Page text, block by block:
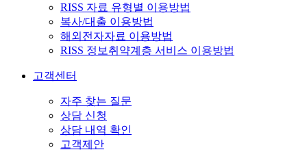
RISS 자료 유형별 이용방법
복사/대출 이용방법
해외전자자료 이용방법
RISS 정보취약계층 서비스 이용방법
고객센터
자주 찾는 질문
상담 신청
상담 내역 확인
고객제안